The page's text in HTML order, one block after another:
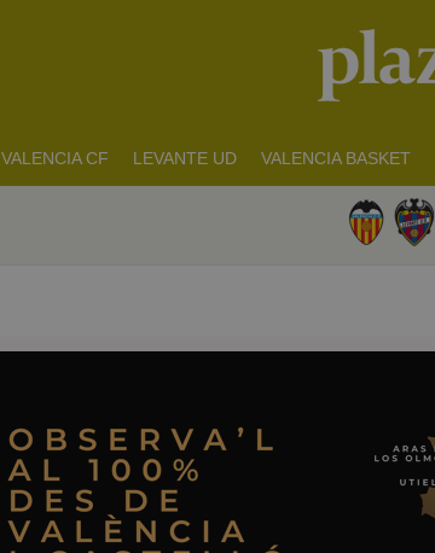
VALENCIA CF LEVANTE UD VALENCIA BASKET